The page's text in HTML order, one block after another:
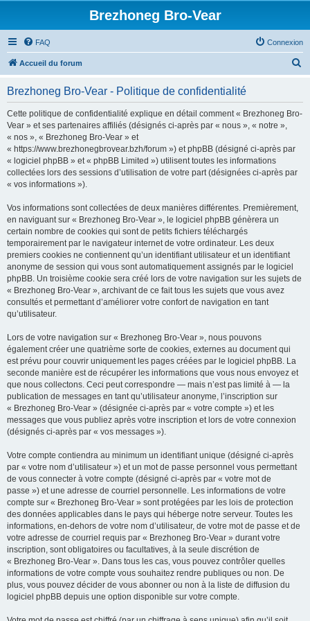
Brezhoneg Bro-Vear
FAQ Connexion
Accueil du forum
Brezhoneg Bro-Vear - Politique de confidentialité
Cette politique de confidentialité explique en détail comment « Brezhoneg Bro-
Vear » et ses partenaires affiliés (désignés ci-après par « nous », « notre »,
« nos », « Brezhoneg Bro-Vear » et
« https://www.brezhonegbrovear.bzh/forum ») et phpBB (désigné ci-après par
« logiciel phpBB » et « phpBB Limited ») utilisent toutes les informations
collectées lors des sessions d’utilisation de votre part (désignées ci-après par
« vos informations »).
Vos informations sont collectées de deux manières différentes. Premièrement,
en naviguant sur « Brezhoneg Bro-Vear », le logiciel phpBB génèrera un
certain nombre de cookies qui sont de petits fichiers téléchargés
temporairement par le navigateur internet de votre ordinateur. Les deux
premiers cookies ne contiennent qu’un identifiant utilisateur et un identifiant
anonyme de session qui vous sont automatiquement assignés par le logiciel
phpBB. Un troisième cookie sera créé lors de votre navigation sur les sujets de
« Brezhoneg Bro-Vear », archivant de ce fait tous les sujets que vous avez
consultés et permettant d’améliorer votre confort de navigation en tant
qu’utilisateur.
Lors de votre navigation sur « Brezhoneg Bro-Vear », nous pouvons
également créer une quatrième sorte de cookies, externes au document qui
est prévu pour couvrir uniquement les pages créées par le logiciel phpBB. La
seconde manière est de récupérer les informations que vous nous envoyez et
que nous collectons. Ceci peut correspondre — mais n’est pas limité à — la
publication de messages en tant qu’utilisateur anonyme, l’inscription sur
« Brezhoneg Bro-Vear » (désignée ci-après par « votre compte ») et les
messages que vous publiez après votre inscription et lors de votre connexion
(désignés ci-après par « vos messages »).
Votre compte contiendra au minimum un identifiant unique (désigné ci-après
par « votre nom d’utilisateur ») et un mot de passe personnel vous permettant
de vous connecter à votre compte (désigné ci-après par « votre mot de
passe ») et une adresse de courriel personnelle. Les informations de votre
compte sur « Brezhoneg Bro-Vear » sont protégées par les lois de protection
des données applicables dans le pays qui héberge notre serveur. Toutes les
informations, en-dehors de votre nom d’utilisateur, de votre mot de passe et de
votre adresse de courriel requis par « Brezhoneg Bro-Vear » durant votre
inscription, sont obligatoires ou facultatives, à la seule discrétion de
« Brezhoneg Bro-Vear ». Dans tous les cas, vous pouvez contrôler quelles
informations de votre compte vous souhaitez rendre publiques ou non. De
plus, vous pouvez décider de vous abonner ou non à la liste de diffusion du
logiciel phpBB depuis une option disponible sur votre compte.